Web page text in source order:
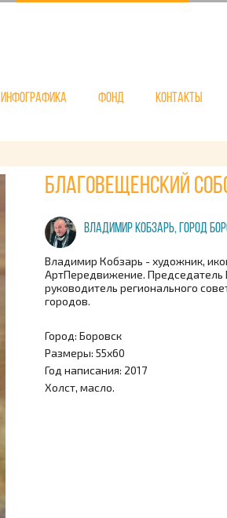
Инфографика Фонд Контакты
Благовещенский
Владимир Кобзарь, город
Владимир Кобзарь - художник,
АртПередвижение.
руководитель регионального
городов.
Город: Боровск
Размеры: 55х60
Год написания: 2017
Холст, масло.